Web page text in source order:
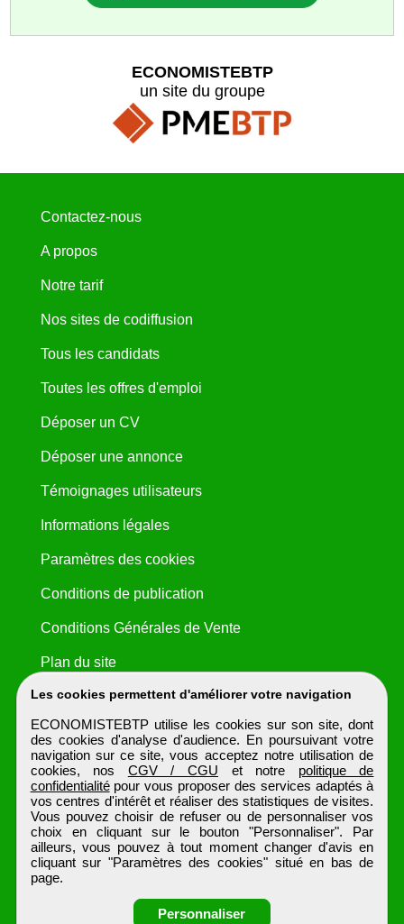
Les cookies permettent d'améliorer votre navigation
ECONOMISTEBTP utilise les cookies sur son site, dont
des cookies d'analyse d'audience. En poursuivant votre
navigation sur ce site, vous acceptez notre utilisation de
cookies, nos CGV / CGU et notre politique de
confidentialitépour vous proposer des services adaptés à
vos centres d'intérêt et réaliser des statistiques de visites.
Vous pouvez choisir de refuser ou de personnaliser vos
choix en cliquant sur le bouton "Personnaliser". Par
ailleurs, vous pouvez à tout moment changer d'avis en
cliquant sur "Paramètres des cookies" situé en bas de
page.
Personnaliser
ECONOMISTEBTP
un site du groupe
Contactez-nous
A propos
Notre tarif
Nos sites de codiffusion
Tous les candidats
Toutes les offres d'emploi
Déposer un CV
Déposer une annonce
Témoignages utilisateurs
Informations légales
Paramètres des cookies
Conditions de publication
Conditions Générales de Vente
Plan du site